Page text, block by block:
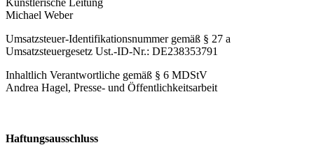
Michael Weber
Umsatzsteuer-Identifikationsnummer gemäß § 27 a
Umsatzsteuergesetz Ust.-ID-Nr.: DE238353791
Inhaltlich Verantwortliche gemäß § 6 MDStV
Andrea Hagel, Presse- und Öffentlichkeitsarbeit
Haftungsausschluss